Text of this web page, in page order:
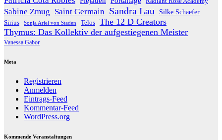
Sabine Zmug Saint Germain Sandra Lau Silke Schaefer
Sirius Sonja Ariel von Staden Telos The 12 D Creators
Thymus: Das Kollektiv der aufgestiegenen Meister
Vanessa Gabor
Meta
Registrieren
Anmelden
Eintrags-Feed
Kommentar-Feed
WordPress.org
Kommende Veranstaltungen